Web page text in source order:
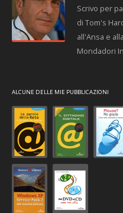
Scrivo per
di Tom's
all'Ansa e
Mondadori
ALCUNE DELLE MIE PUBBLICAZIONI